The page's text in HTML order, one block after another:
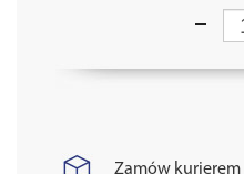
Zamów kurierem